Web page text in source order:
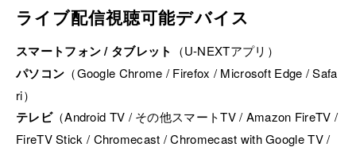
ライブ配信視聴可能デバイス
スマートフォン / タブレット （U-NEXTアプリ）
パソコン （Google Chrome / Firefox / Microsoft Edge / Safa
ri）
テレビ（Android TV / その他スマートTV / Amazon FireTV /
FireTV Stick / Chromecast / Chromecast with Google TV /